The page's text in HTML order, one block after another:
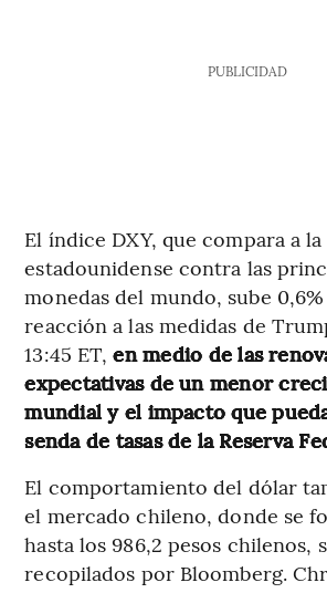
PUBLICIDAD
El índice DXY, que compara a
estadounidense contra las
monedas del mundo, sube
reacción a las medidas de
13:45 ET,en medio de las
expectativas de un menor
mundial y el impacto que
senda de tasas de la Reserva
El comportamiento del dólar
el mercado chileno, donde se
hasta los 986,2 pesos chilenos,
recopilados por Bloomberg.